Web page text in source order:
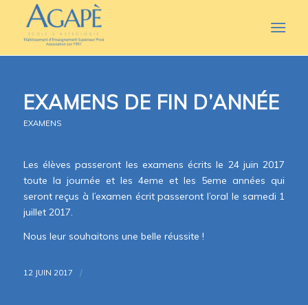
EXAMENS DE FIN D’ANNÉE
EXAMENS
Les élèves passeront les examens écrits le 24 juin 2017
toute la journée et les 4eme et les 5eme années qui
seront reçus à l’examen écrit passeront l’oral le samedi 1
juillet 2017.
Nous leur souhaitons une belle réussite !
12 JUIN 2017 /